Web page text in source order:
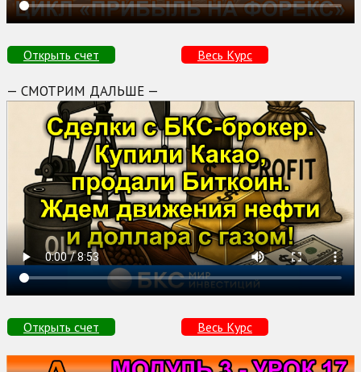
Открыть счет Весь Курс
— СМОТРИМ ДАЛЬШЕ —
Открыть счет Весь Курс